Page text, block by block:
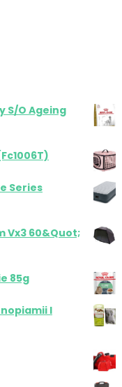
S/O Ageing
Series
Vx3 60&Quot;
85g
I